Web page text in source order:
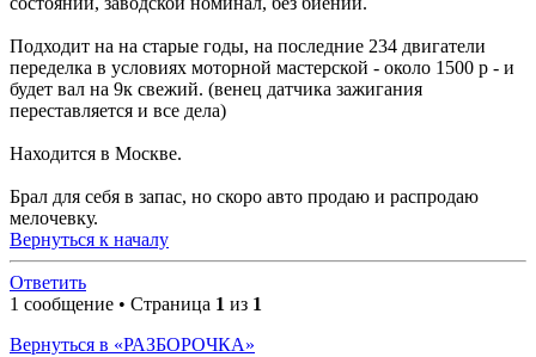
Подходит на на старые годы, на последние 234 двигатели
переделка в условиях моторной мастерской - около 1500 р - и
будет вал на 9к свежий. (венец датчика зажигания
переставляется и все дела)
Находится в Москве.
Брал для себя в запас, но скоро авто продаю и распродаю
мелочевку.
Вернуться к началу
Ответить
1 сообщение • Страница 1 из 1
Вернуться в «РАЗБОРОЧКА»